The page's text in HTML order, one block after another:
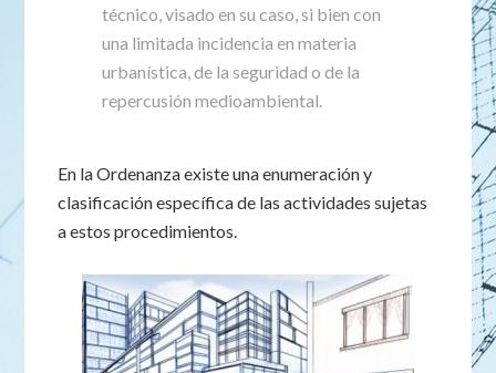
técnico, visado en su caso, si bien con
una limitada incidencia en materia
urbanística, de la seguridad o de la
repercusión medioambiental.
En la Ordenanza existe una enumeración y
clasificación específica de las actividades sujetas
a estos procedimientos.